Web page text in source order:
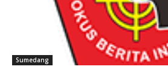
Sumedang